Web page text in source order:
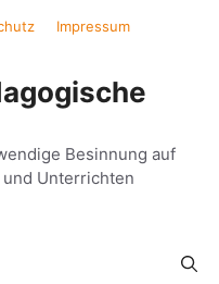
Impressum
Besinnung auf
Unterrichten